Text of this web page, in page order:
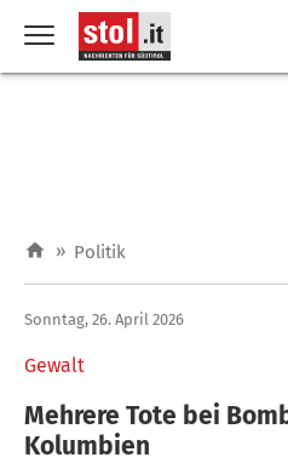
» Politik
Gewalt
Sonntag, 26. April 2026
Mehrere Tote bei
Kolumbien